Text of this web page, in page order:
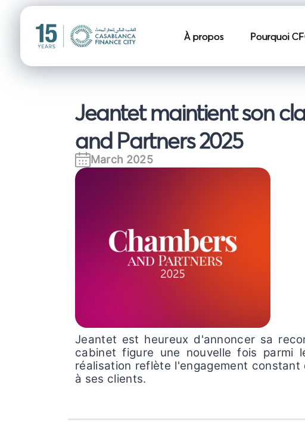
À propos Pourquoi
Jeantet maintient son
and Partners 2025
March 2025
Jeantet est heureux d'annoncer sa
cabinet figure une nouvelle fois parmi
réalisation reflète l'engagement
à ses clients.